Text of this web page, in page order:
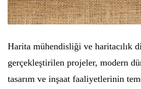
Harita mühendisliği ve haritacılık
gerçekleştirilen projeler, modern
tasarım ve inşaat faaliyetlerinin